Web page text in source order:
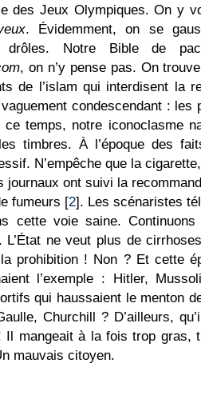
des Jeux Olympiques. On y
. Évidemment, on se
drôles. Notre Bible de
, on n’y pense pas. On
de l’islam qui interdisent la
condescendant : les
ce temps, notre iconoclasme
timbres. À l’époque des
N’empêche que la
journaux ont suivi la
fumeurs [2]. Les scénaristes
cette voie saine.
L’État ne veut plus de
prohibition ! Non ? Et cette
l’exemple : Hitler,
qui haussaient le menton
Churchill ? D’ailleurs,
Il mangeait à la fois trop gras,
mauvais citoyen.